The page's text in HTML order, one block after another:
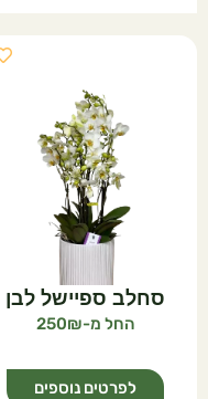
סחלב ספיישל לבן
250
לפרטים נוספים